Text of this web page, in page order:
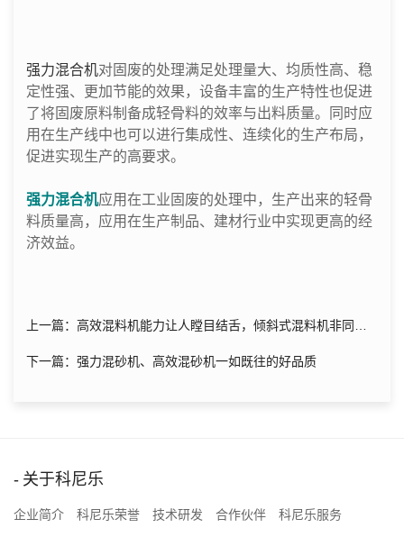
强力混合机对固废的处理满足处理量大、均质性高、稳
定性强、更加节能的效果，设备丰富的生产特性也促进
了将固废原料制备成轻骨料的效率与出料质量。同时应
用在生产线中也可以进行集成性、连续化的生产布局，
促进实现生产的高要求。
强力混合机应用在工业固废的处理中，生产出来的轻骨
料质量高，应用在生产制品、建材行业中实现更高的经
济效益。
上一篇：高效混料机能力让人瞠目结舌，倾斜式混料机非同小
下一篇：强力混砂机、高效混砂机一如既往的好品质
关于科尼乐
企业简介 科尼乐荣誉 技术研发 合作伙伴 科尼乐服务